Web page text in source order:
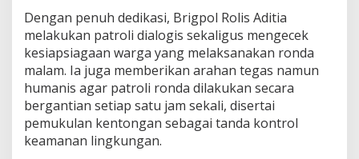
a
A
m
a
n
d
n
T
Dengan penuh dedikasi, Brigpol Rolis Aditia
melakukan patroli dialogis sekaligus mengecek
kesiapsiagaan warga yang melaksanakan ronda
malam. Ia juga memberikan arahan tegas namun
humanis agar patroli ronda dilakukan secara
bergantian setiap satu jam sekali, disertai
pemukulan kentongan sebagai tanda kontrol
keamanan lingkungan.